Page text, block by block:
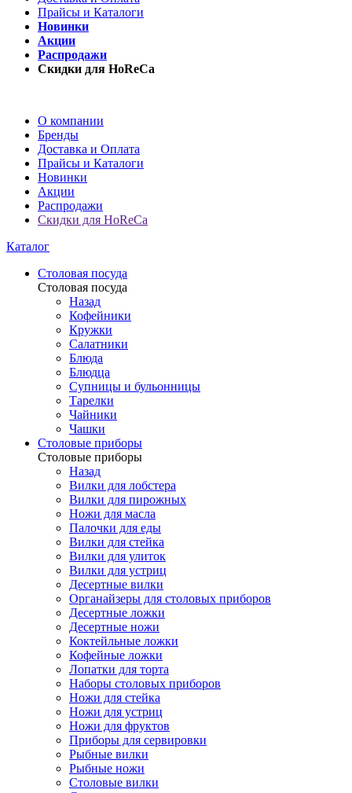
Прайсы и Каталоги
Новинки
Акции
Распродажи
Скидки для HoReCa
О компании
Бренды
Доставка и Оплата
Прайсы и Каталоги
Новинки
Акции
Распродажи
Скидки для HoReCa
Каталог
Столовая посуда
Столовая посуда
Назад
Кофейники
Кружки
Салатники
Блюда
Блюдца
Супницы и бульонницы
Тарелки
Чайники
Чашки
Cтоловые приборы
Cтоловые приборы
Назад
Вилки для лобстера
Вилки для пирожных
Ножи для масла
Палочки для еды
Вилки для стейка
Вилки для улиток
Вилки для устриц
Десертные вилки
Органайзеры для столовых приборов
Десертные ложки
Десертные ножи
Коктейльные ложки
Кофейные ложки
Лопатки для торта
Наборы столовых приборов
Ножи для стейка
Ножи для устриц
Ножи для фруктов
Приборы для сервировки
Рыбные вилки
Рыбные ножи
Столовые вилки